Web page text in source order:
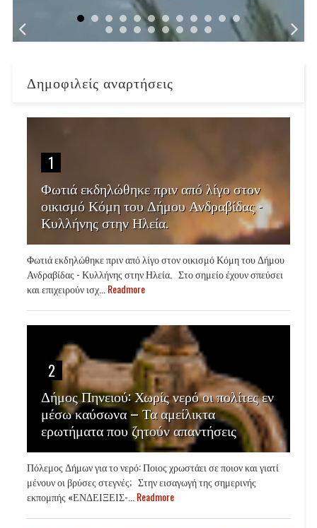
Δημοφιλείς αναρτήσεις
1
Φωτιά εκδηλώθηκε πριν από λίγο στον
οικισμό Κόμη του Δήμου Ανδραβίδας -
Κυλλήνης στην Ηλεία.
Φωτιά εκδηλώθηκε πριν από λίγο στον οικισμό Κόμη του Δήμου
Ανδραβίδας - Κυλλήνης στην Ηλεία. Στο σημείο έχουν σπεύσει
και επιχειρούν ισχ... Readmore
2
Δήμος Πηνειού: Χωρίς νερό οι πολίτες εν
μέσω καύσωνα – Τα αμείλικτα
ερωτήματα που ζητούν απαντήσεις
Πόλεμος Δήμων για το νερό: Ποιος χρωστάει σε ποιον και γιατί
μένουν οι βρύσες στεγνές; Στην εισαγωγή της σημερινής
εκπομπής «ΕΝΔΕΙΞΕΙΣ-... Readmore